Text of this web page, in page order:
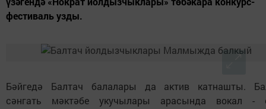
фестиваль узды.
Бәйгедә Балтач балалары да актив катнашты.
сәнгать мәктәбе укучылары арасында вокал -